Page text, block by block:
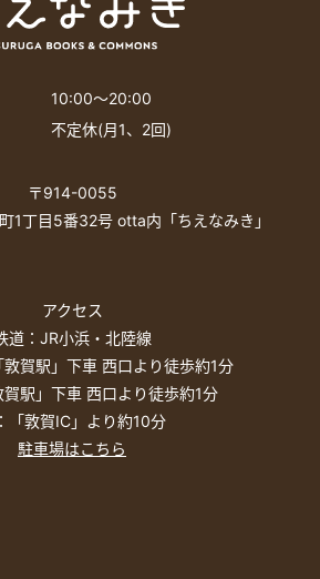
10:00〜20:00
不定休(月1、2回)
〒914-0055
1丁目5番32号 otta内「ちえなみき」
アクセス
道：JR小浜・北陸線
賀駅」下車 西口より徒歩約1分
賀駅」下車 西口より徒歩約1分
「敦賀IC」より約10分
駐車場はこちら